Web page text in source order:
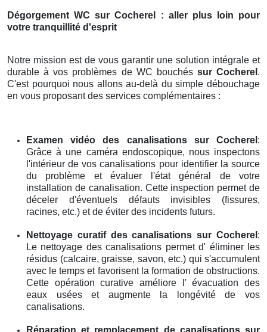
Dégorgement WCsur Cocherel
: aller plus loin pour
votre tranquillité d'esprit
Notre mission est de vous garantir une solution intégrale et
durable à vos problèmes de WC bouchés sur Cocherel .
C'est pourquoi nous allons au-delà du simple débouchage
en vous proposant des services complémentaires :
Examen vidéo des canalisations sur Cocherel :
Grâce à une caméra endoscopique, nous inspectons
l'intérieur de vos canalisations pour identifier la source
du problème et évaluer l'état général de votre
installation de canalisation. Cette inspection permet de
déceler d'éventuels défauts invisibles (fissures,
racines, etc.) et de éviter des incidents futurs.
Nettoyage curatif des canalisationssur Cocherel :
Le nettoyage des canalisations permet d' éliminer les
résidus (calcaire, graisse, savon, etc.) qui s'accumulent
avec le temps et favorisent la formation de obstructions.
Cette opération curative améliore l' évacuation des
eaux usées et augmente la longévité de vos
canalisations.
Réparation et remplacement de canalisations sur